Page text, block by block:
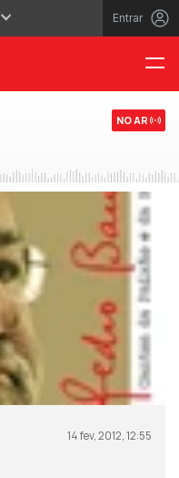
Entrar
NO AR
14 fev, 2012, 12:55